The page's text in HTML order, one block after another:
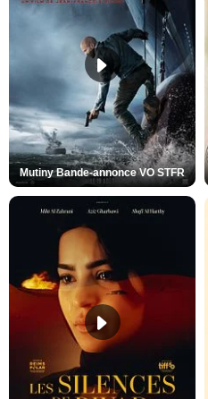
Mutiny Bande-annonce VO STFR